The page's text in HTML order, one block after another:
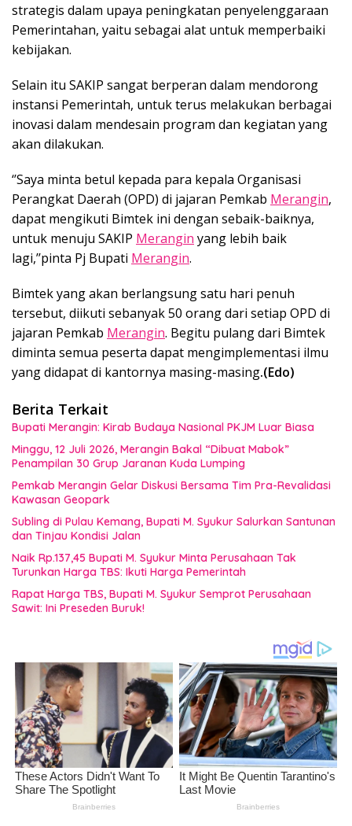
strategis dalam upaya peningkatan penyelenggaraan
Pemerintahan, yaitu sebagai alat untuk memperbaiki
kebijakan.
Selain itu SAKIP sangat berperan dalam mendorong
instansi Pemerintah, untuk terus melakukan berbagai
inovasi dalam mendesain program dan kegiatan yang
akan dilakukan.
‘’Saya minta betul kepada para kepala Organisasi
Perangkat Daerah (OPD) di jajaran Pemkab Merangin,
dapat mengikuti Bimtek ini dengan sebaik-baiknya,
untuk menuju SAKIP Merangin yang lebih baik
lagi,’’pinta Pj Bupati Merangin.
Bimtek yang akan berlangsung satu hari penuh
tersebut, diikuti sebanyak 50 orang dari setiap OPD di
jajaran Pemkab Merangin. Begitu pulang dari Bimtek
diminta semua peserta dapat mengimplementasi ilmu
yang didapat di kantornya masing-masing.(Edo)
Berita Terkait
Bupati Merangin: Kirab Budaya Nasional PKJM Luar Biasa
Minggu, 12 Juli 2026, Merangin Bakal “Dibuat Mabok”
Penampilan 30 Grup Jaranan Kuda Lumping
Pemkab Merangin Gelar Diskusi Bersama Tim Pra-Revalidasi
Kawasan Geopark
Subling di Pulau Kemang, Bupati M. Syukur Salurkan Santunan
dan Tinjau Kondisi Jalan
Naik Rp.137,45 Bupati M. Syukur Minta Perusahaan Tak
Turunkan Harga TBS: Ikuti Harga Pemerintah
Rapat Harga TBS, Bupati M. Syukur Semprot Perusahaan
Sawit: Ini Preseden Buruk!